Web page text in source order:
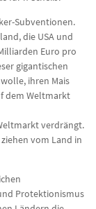
Subventionen.
die USA und
Euro pro
gigantischen
ihren Mais
dem Weltmarkt
verdrängt.
vom Land in
Protektionismus